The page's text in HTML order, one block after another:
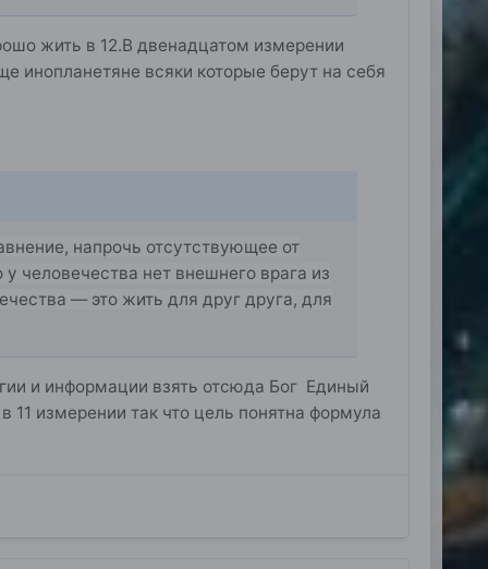
жить в 12.В двенадцатом измерении
инопланетяне всяки которые берут на себя
напрочь отсутствующее от
человечества нет внешнего врага из
— это жить для друг друга, для
и информации взять отсюда Бог Единый
измерении так что цель понятна формула